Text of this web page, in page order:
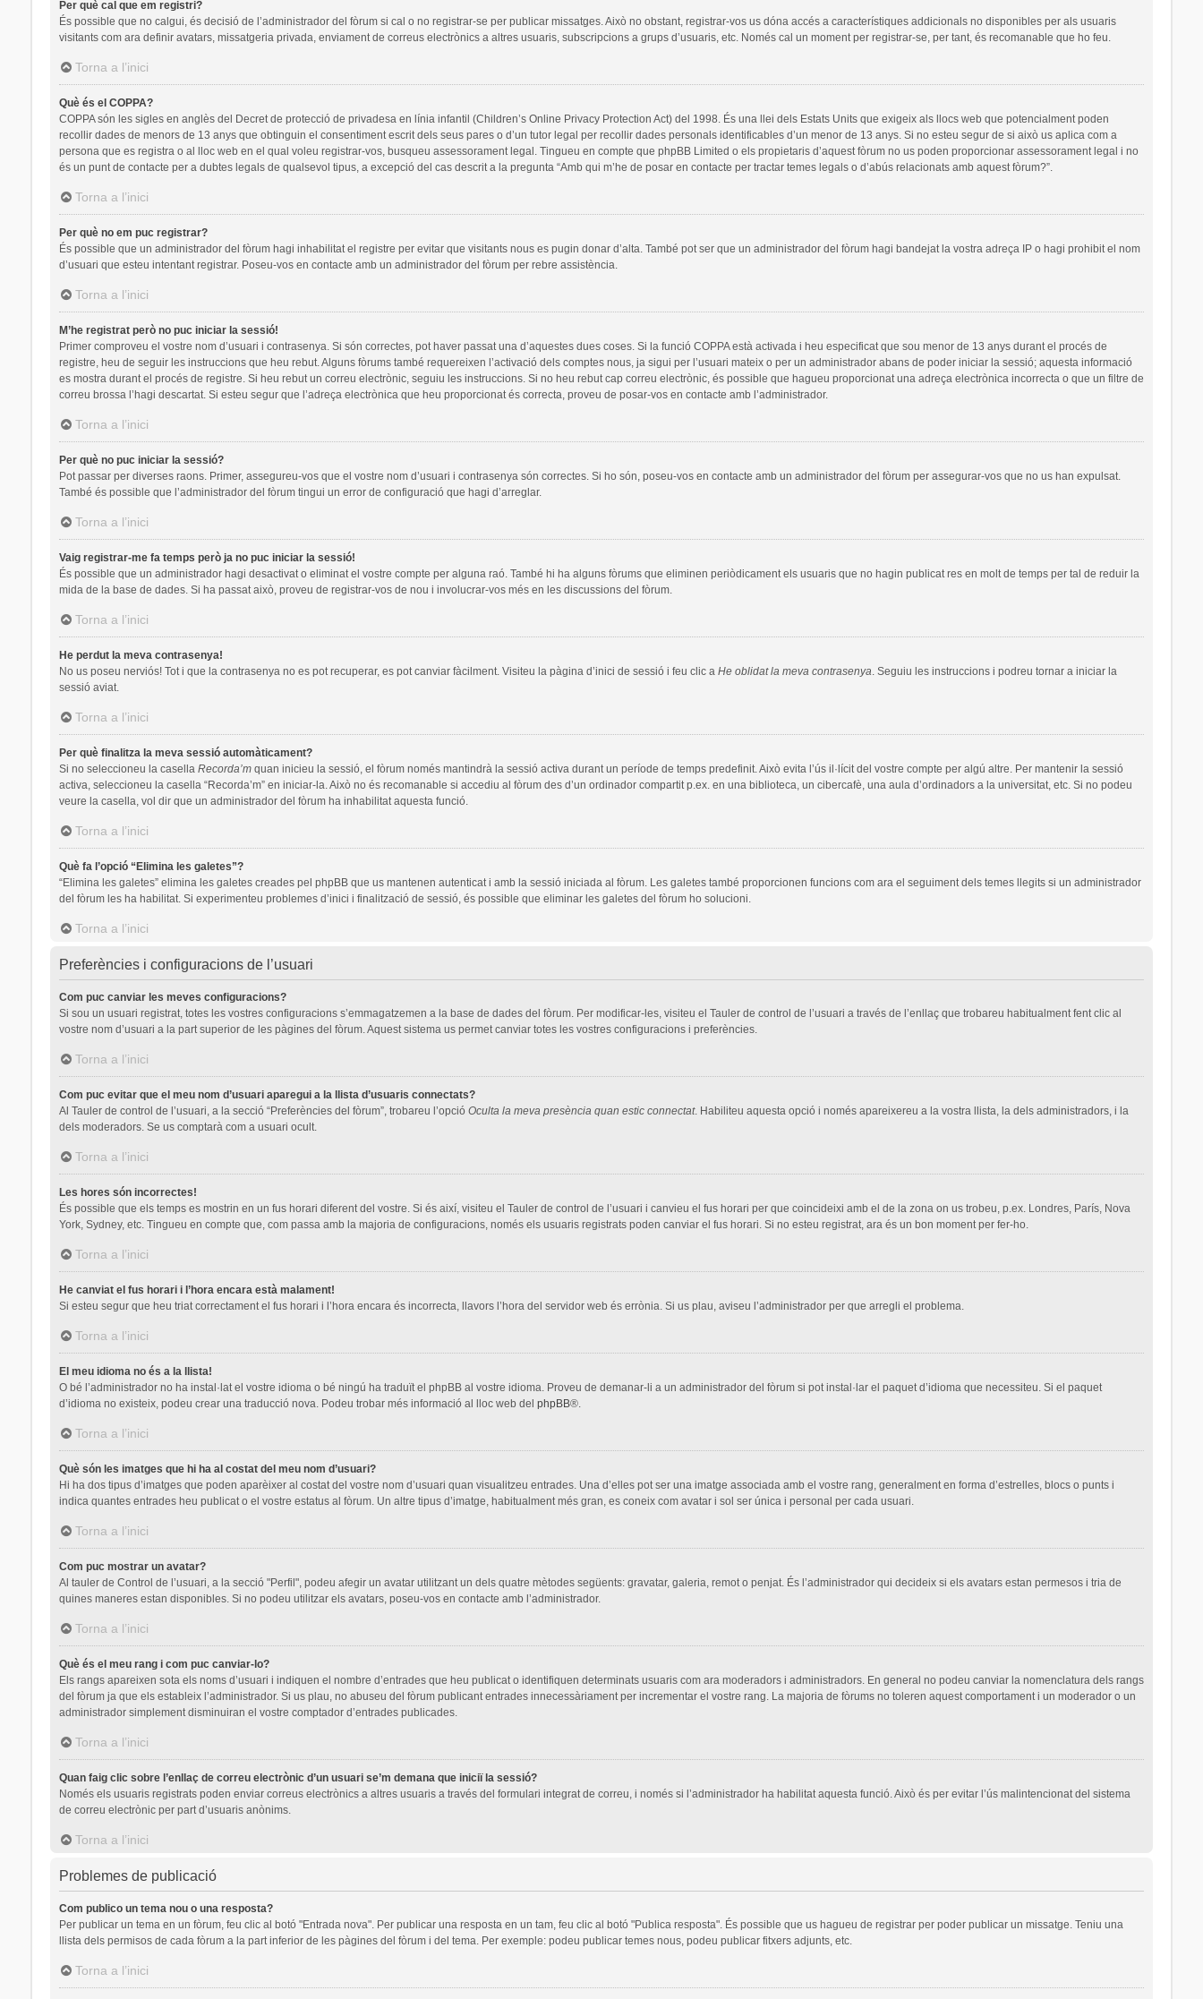
Per què cal que em registri?
És possible que no calgui, és decisió de l’administrador del fòrum si cal o no registrar-se per publicar missatges. Això no obstant, registrar-vos us dóna accés a característiques addicionals no disponibles per als usuaris
visitants com ara definir avatars, missatgeria privada, enviament de correus electrònics a altres usuaris, subscripcions a grups d’usuaris, etc. Només cal un moment per registrar-se, per tant, és recomanable que ho feu.
Torna a l’inici
Què és el COPPA?
COPPA són les sigles en anglès del Decret de protecció de privadesa en línia infantil (Children’s Online Privacy Protection Act) del 1998. És una llei dels Estats Units que exigeix als llocs web que potencialment poden
recollir dades de menors de 13 anys que obtinguin el consentiment escrit dels seus pares o d’un tutor legal per recollir dades personals identificables d’un menor de 13 anys. Si no esteu segur de si això us aplica com a
persona que es registra o al lloc web en el qual voleu registrar-vos, busqueu assessorament legal. Tingueu en compte que phpBB Limited o els propietaris d’aquest fòrum no us poden proporcionar assessorament legal i no
és un punt de contacte per a dubtes legals de qualsevol tipus, a excepció del cas descrit a la pregunta “Amb qui m’he de posar en contacte per tractar temes legals o d’abús relacionats amb aquest fòrum?”.
Torna a l’inici
Per què no em puc registrar?
És possible que un administrador del fòrum hagi inhabilitat el registre per evitar que visitants nous es pugin donar d’alta. També pot ser que un administrador del fòrum hagi bandejat la vostra adreça IP o hagi prohibit el nom
d’usuari que esteu intentant registrar. Poseu-vos en contacte amb un administrador del fòrum per rebre assistència.
Torna a l’inici
M’he registrat però no puc iniciar la sessió!
Primer comproveu el vostre nom d’usuari i contrasenya. Si són correctes, pot haver passat una d’aquestes dues coses. Si la funció COPPA està activada i heu especificat que sou menor de 13 anys durant el procés de
registre, heu de seguir les instruccions que heu rebut. Alguns fòrums també requereixen l’activació dels comptes nous, ja sigui per l’usuari mateix o per un administrador abans de poder iniciar la sessió; aquesta informació
es mostra durant el procés de registre. Si heu rebut un correu electrònic, seguiu les instruccions. Si no heu rebut cap correu electrònic, és possible que hagueu proporcionat una adreça electrònica incorrecta o que un filtre de
correu brossa l’hagi descartat. Si esteu segur que l’adreça electrònica que heu proporcionat és correcta, proveu de posar-vos en contacte amb l’administrador.
Torna a l’inici
Per què no puc iniciar la sessió?
Pot passar per diverses raons. Primer, assegureu-vos que el vostre nom d’usuari i contrasenya són correctes. Si ho són, poseu-vos en contacte amb un administrador del fòrum per assegurar-vos que no us han expulsat.
També és possible que l’administrador del fòrum tingui un error de configuració que hagi d’arreglar.
Torna a l’inici
Vaig registrar-me fa temps però ja no puc iniciar la sessió!
És possible que un administrador hagi desactivat o eliminat el vostre compte per alguna raó. També hi ha alguns fòrums que eliminen periòdicament els usuaris que no hagin publicat res en molt de temps per tal de reduir la
mida de la base de dades. Si ha passat això, proveu de registrar-vos de nou i involucrar-vos més en les discussions del fòrum.
Torna a l’inici
He perdut la meva contrasenya!
No us poseu nerviós! Tot i que la contrasenya no es pot recuperar, es pot canviar fàcilment. Visiteu la pàgina d’inici de sessió i feu clic a He oblidat la meva contrasenya. Seguiu les instruccions i podreu tornar a iniciar la
sessió aviat.
Torna a l’inici
Per què finalitza la meva sessió automàticament?
Si no seleccioneu la casella Recorda’mquan inicieu la sessió, el fòrum només mantindrà la sessió activa durant un període de temps predefinit. Això evita l’ús il·lícit del vostre compte per algú altre. Per mantenir la sessió
activa, seleccioneu la casella “Recorda’m” en iniciar-la. Això no és recomanable si accediu al fòrum des d’un ordinador compartit p.ex. en una biblioteca, un cibercafè, una aula d’ordinadors a la universitat, etc. Si no podeu
veure la casella, vol dir que un administrador del fòrum ha inhabilitat aquesta funció.
Torna a l’inici
Què fa l’opció “Elimina les galetes”?
“Elimina les galetes” elimina les galetes creades pel phpBB que us mantenen autenticat i amb la sessió iniciada al fòrum. Les galetes també proporcionen funcions com ara el seguiment dels temes llegits si un administrador
del fòrum les ha habilitat. Si experimenteu problemes d’inici i finalització de sessió, és possible que eliminar les galetes del fòrum ho solucioni.
Torna a l’inici
Preferències i configuracions de l’usuari
Com puc canviar les meves configuracions?
Si sou un usuari registrat, totes les vostres configuracions s’emmagatzemen a la base de dades del fòrum. Per modificar-les, visiteu el Tauler de control de l’usuari a través de l’enllaç que trobareu habitualment fent clic al
vostre nom d’usuari a la part superior de les pàgines del fòrum. Aquest sistema us permet canviar totes les vostres configuracions i preferències.
Torna a l’inici
Com puc evitar que el meu nom d’usuari aparegui a la llista d’usuaris connectats?
Al Tauler de control de l’usuari, a la secció “Preferències del fòrum”, trobareu l’opció Oculta la meva presència quan estic connectat. Habiliteu aquesta opció i només apareixereu a la vostra llista, la dels administradors, i la
dels moderadors. Se us comptarà com a usuari ocult.
Torna a l’inici
Les hores són incorrectes!
És possible que els temps es mostrin en un fus horari diferent del vostre. Si és així, visiteu el Tauler de control de l’usuari i canvieu el fus horari per que coincideixi amb el de la zona on us trobeu, p.ex. Londres, París, Nova
York, Sydney, etc. Tingueu en compte que, com passa amb la majoria de configuracions, només els usuaris registrats poden canviar el fus horari. Si no esteu registrat, ara és un bon moment per fer-ho.
Torna a l’inici
He canviat el fus horari i l’hora encara està malament!
Si esteu segur que heu triat correctament el fus horari i l’hora encara és incorrecta, llavors l’hora del servidor web és errònia. Si us plau, aviseu l’administrador per que arregli el problema.
Torna a l’inici
El meu idioma no és a la llista!
O bé l’administrador no ha instal·lat el vostre idioma o bé ningú ha traduït el phpBB al vostre idioma. Proveu de demanar-li a un administrador del fòrum si pot instal·lar el paquet d’idioma que necessiteu. Si el paquet
d’idioma no existeix, podeu crear una traducció nova. Podeu trobar més informació al lloc web del phpBB®.
Torna a l’inici
Què són les imatges que hi ha al costat del meu nom d’usuari?
Hi ha dos tipus d’imatges que poden aparèixer al costat del vostre nom d’usuari quan visualitzeu entrades. Una d’elles pot ser una imatge associada amb el vostre rang, generalment en forma d’estrelles, blocs o punts i
indica quantes entrades heu publicat o el vostre estatus al fòrum. Un altre tipus d’imatge, habitualment més gran, es coneix com avatar i sol ser única i personal per cada usuari.
Torna a l’inici
Com puc mostrar un avatar?
Al tauler de Control de l’usuari, a la secció "Perfil", podeu afegir un avatar utilitzant un dels quatre mètodes següents: gravatar, galeria, remot o penjat. És l’administrador qui decideix si els avatars estan permesos i tria de
quines maneres estan disponibles. Si no podeu utilitzar els avatars, poseu-vos en contacte amb l’administrador.
Torna a l’inici
Què és el meu rang i com puc canviar-lo?
Els rangs apareixen sota els noms d’usuari i indiquen el nombre d’entrades que heu publicat o identifiquen determinats usuaris com ara moderadors i administradors. En general no podeu canviar la nomenclatura dels rangs
del fòrum ja que els estableix l’administrador. Si us plau, no abuseu del fòrum publicant entrades innecessàriament per incrementar el vostre rang. La majoria de fòrums no toleren aquest comportament i un moderador o un
administrador simplement disminuiran el vostre comptador d’entrades publicades.
Torna a l’inici
Quan faig clic sobre l’enllaç de correu electrònic d’un usuari se’m demana que iniciï la sessió?
Només els usuaris registrats poden enviar correus electrònics a altres usuaris a través del formulari integrat de correu, i només si l’administrador ha habilitat aquesta funció. Això és per evitar l’ús malintencionat del sistema
de correu electrònic per part d’usuaris anònims.
Torna a l’inici
Problemes de publicació
Com publico un tema nou o una resposta?
Per publicar un tema en un fòrum, feu clic al botó "Entrada nova". Per publicar una resposta en un tam, feu clic al botó "Publica resposta". És possible que us hagueu de registrar per poder publicar un missatge. Teniu una
llista dels permisos de cada fòrum a la part inferior de les pàgines del fòrum i del tema. Per exemple: podeu publicar temes nous, podeu publicar fitxers adjunts, etc.
Torna a l’inici